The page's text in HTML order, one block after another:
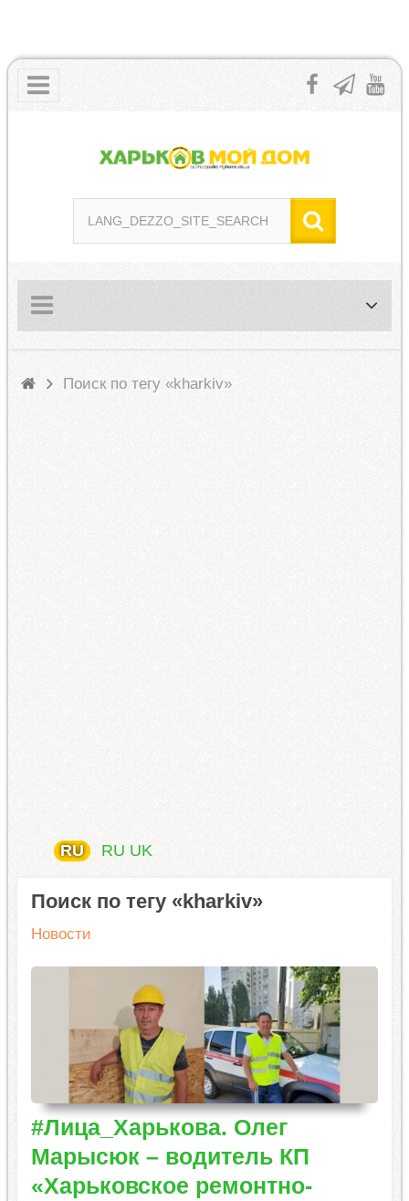
Поиск по тегу «kharkiv»
RU RU UK
Поиск по тегу «kharkiv»
Новости
#Лица_Харькова. Олег
Марысюк – водитель КП
«Харьковское ремонтно-